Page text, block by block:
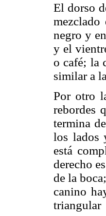
El dorso
mezclado
negro y
y el
o café; la
similar a
Por otro
rebordes
termina
los lados
está
derecho
de la
canino